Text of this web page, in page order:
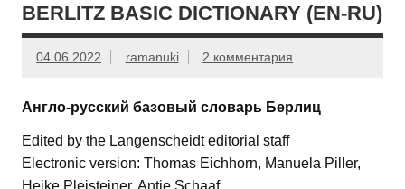
BERLITZ BASIC DICTIONARY (EN-RU)
04.06.2022 ramanuki 2 комментария
Англо-русский базовый словарь Берлиц
Edited by the Langenscheidt editorial staff
Electronic version: Thomas Eichhorn, Manuela Piller,
Heike Pleisteiner, Antje Schaaf